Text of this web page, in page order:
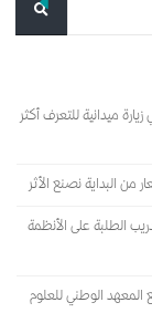
ميدانية للتعرف أكثر
من البداية نصنع الأثر
الطلبة على الأنظمة
المعهد الوطني للعلوم